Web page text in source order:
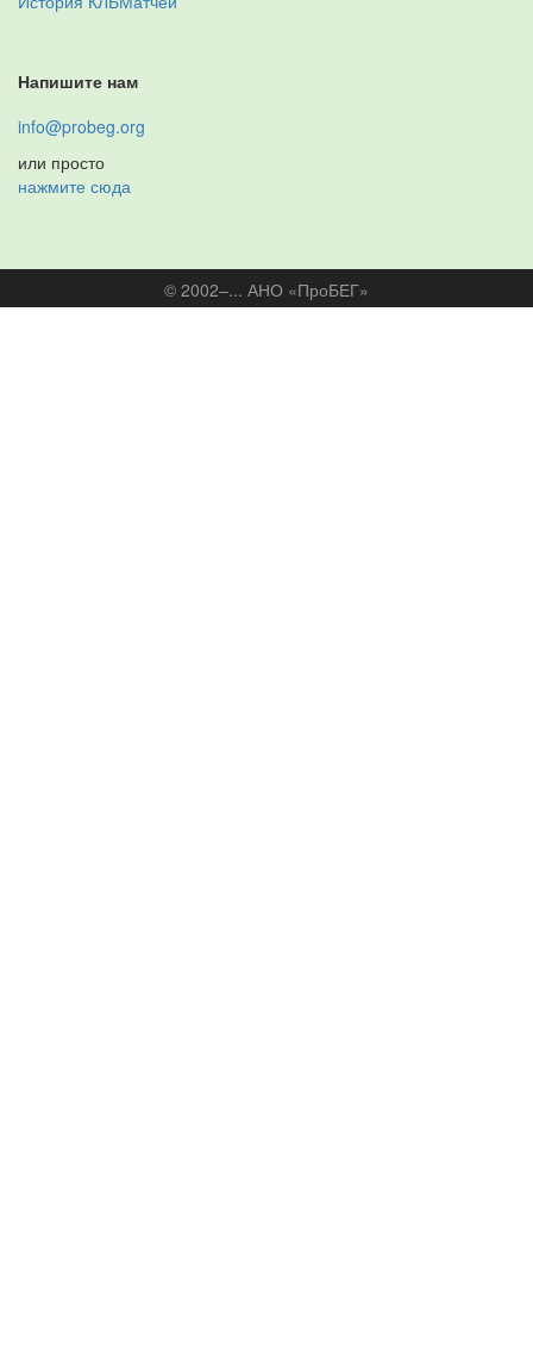
Напишите нам
info@probeg.org
или просто
нажмите сюда
© 2002–... АНО «ПроБЕГ»